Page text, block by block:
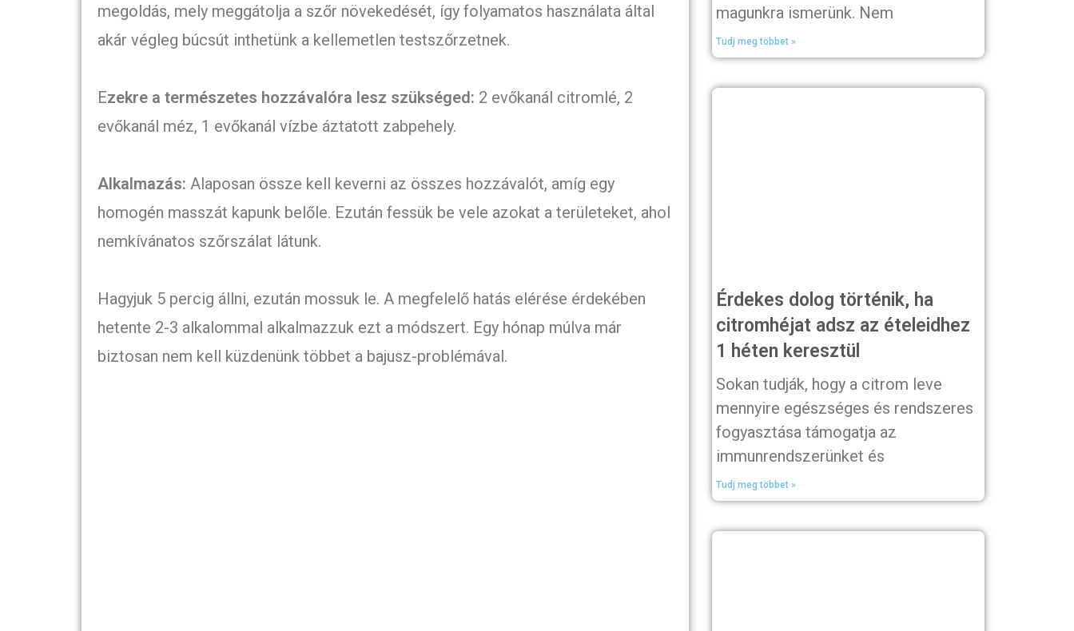
megoldás, mely meggátolja a szőr növekedését, így folyamatos használata által
akár végleg búcsút inthetünk a kellemetlen testszőrzetnek.
Ezekre a természetes hozzávalóra lesz szükséged: 2 evőkanál citromlé, 2
evőkanál méz, 1 evőkanál vízbe áztatott zabpehely.
Alkalmazás: Alaposan össze kell keverni az összes hozzávalót, amíg egy
homogén masszát kapunk belőle. Ezután fessük be vele azokat a területeket, ahol
nemkívánatos szőrszálat látunk.
Hagyjuk 5 percig állni, ezután mossuk le. A megfelelő hatás elérése érdekében
hetente 2-3 alkalommal alkalmazzuk ezt a módszert. Egy hónap múlva már
biztosan nem kell küzdenünk többet a bajusz-problémával.
magunkra ismerünk. Nem
Tudj meg többet »
Érdekes dolog történik, ha
citromhéjat adsz az ételeidhez
1 héten keresztül
Sokan tudják, hogy a citrom leve
mennyire egészséges és rendszeres
fogyasztása támogatja az
immunrendszerünket és
Tudj meg többet »